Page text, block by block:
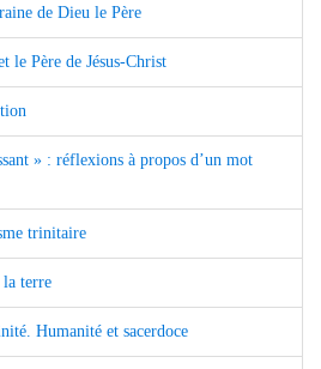
de Dieu le Père
le Père de Jésus-Christ
» : réflexions à propos d’un mot
trinitaire
la terre
Humanité et sacerdoce